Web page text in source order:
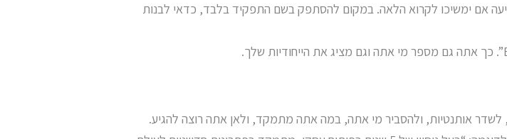
אם ימשיכו לקרוא הלאה. במקום להסתפק בשם התפקיד בלבד, כדאי לבנות
לשדר אותנטיות, ולהסביר מי אתה, במה אתה מתמקד, ולאן אתה רוצה להגיע.